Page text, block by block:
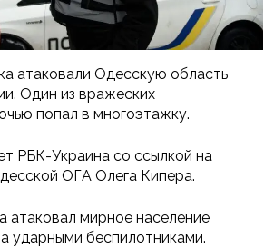
атаковали Одесскую область
Один из вражеских
попал в многоэтажку.
РБК-Украина со ссылкой на
ОГА Олега Кипера.
атаковал мирное население
ударными беспилотниками.